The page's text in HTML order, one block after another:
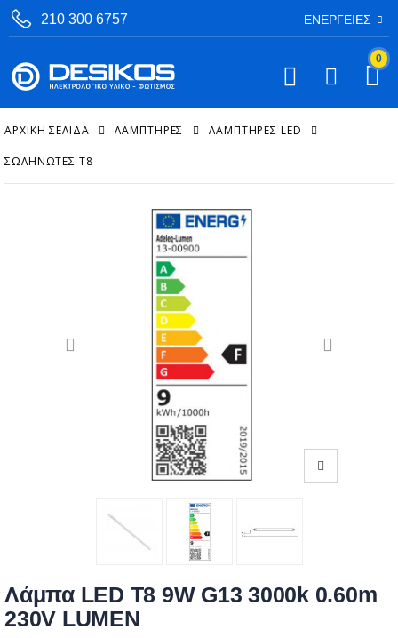
210 300 6757 ΕΝΈΡΓΕΙΕΣ
0
ΑΡΧΙΚΉ ΣΕΛΊΔΑ ΛΑΜΠΤΗΡΕΣ ΛΑΜΠΤΉΡΕΣ LED
ΣΩΛΗΝΩΤΈΣ T8
Λάμπα LED T8 9W G13 3000k 0.60m
230V LUMEN